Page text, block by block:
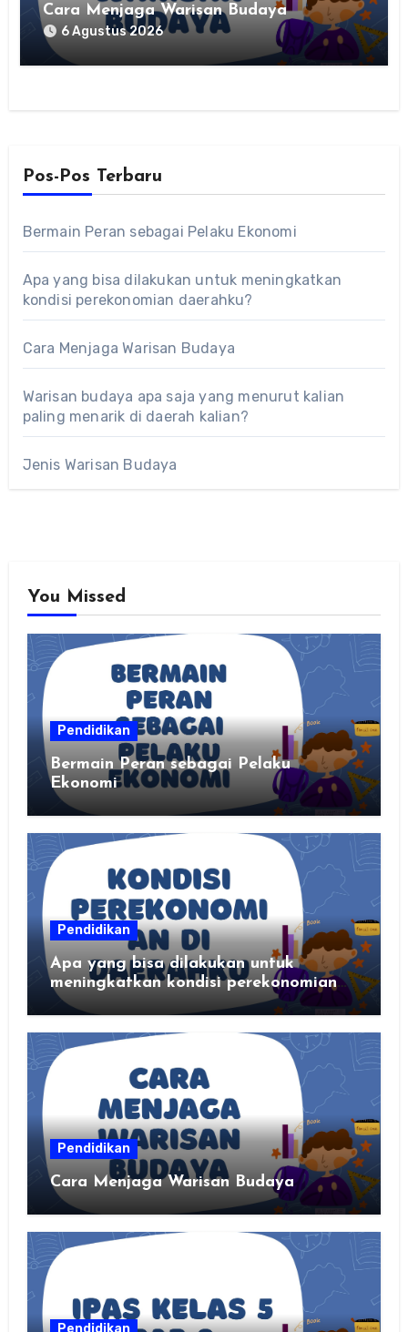
Cara Menjaga Warisan Budaya
6 Agustus 2026
Pos-Pos Terbaru
Bermain Peran sebagai Pelaku Ekonomi
Apa yang bisa dilakukan untuk meningkatkan
kondisi perekonomian daerahku?
Cara Menjaga Warisan Budaya
Warisan budaya apa saja yang menurut kalian
paling menarik di daerah kalian?
Jenis Warisan Budaya
You Missed
Pendidikan
Bermain Peran sebagai Pelaku
Ekonomi
Pendidikan
Apa yang bisa dilakukan untuk
meningkatkan kondisi perekonomian
daerahku?
Pendidikan
Cara Menjaga Warisan Budaya